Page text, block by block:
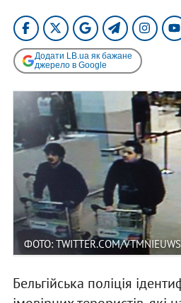
Додати LB.ua як бажане
джерело в Google
ФОТО: TWITTER.COM/VTMNIEUWS
Бельгійська поліція